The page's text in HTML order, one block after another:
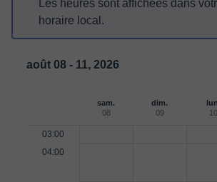
Les heures sont affichées dans
horaire local.
août 08 - 11, 2026
sam.
08
dim.
09
10
03:00
04:00